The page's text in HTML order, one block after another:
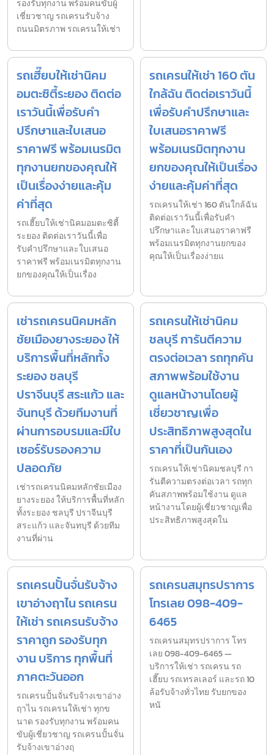
รองรับทุกงาน พร้อมคนขับผู้
เชี่ยวชาญ รถเครนรับจ้าง
ถนนมิตรภาพ รถเครนให้เช่า
รถเฮี๊ยบให้เช่านิคม
อมตะซิตี้ระยอง ติดต่อ
เราวันนี้เพื่อรับคำ
ปรึกษาและใบเสนอ
ราคาฟรี พร้อมเนรมิต
ทุกงานยกของคุณให้
เป็นเรื่องง่ายและคุ้ม
ค่าที่สุด
รถเฮี๊ยบให้เช่านิคมอมตะซิตี้
ระยอง ติดต่อเราวันนี้เพื่อ
รับคำปรึกษาและใบเสนอ
ราคาฟรี พร้อมเนรมิตทุกงาน
ยกของคุณให้เป็นเรื่อง
รถเครนให้เช่า 160 ตัน
ใกล้ฉัน ติดต่อเราวันนี้
เพื่อรับคำปรึกษาและ
ใบเสนอราคาฟรี
พร้อมเนรมิตทุกงาน
ยกของคุณให้เป็นเรื่อง
ง่ายและคุ้มค่าที่สุด
รถเครนให้เช่า 160 ตันใกล้ฉัน
ติดต่อเราวันนี้เพื่อรับคำ
ปรึกษาและใบเสนอราคาฟรี
พร้อมเนรมิตทุกงานยกของ
คุณให้เป็นเรื่องง่ายแ
เช่ารถเครนนิคมหลัก
ชัยเมืองยางระยอง ให้
บริการพื้นที่หลักทั้ง
ระยอง ชลบุรี
ปราจีนบุรี สระแก้ว และ
จันทบุรี ด้วยทีมงานที่
ผ่านการอบรมและมีใบ
เซอร์รับรองความ
ปลอดภัย
เช่ารถเครนนิคมหลักชัยเมือง
ยางระยอง ให้บริการพื้นที่หลัก
ทั้งระยอง ชลบุรี ปราจีนบุรี
สระแก้ว และจันทบุรี ด้วยทีม
งานที่ผ่าน
รถเครนให้เช่านิคม
ชลบุรี การันตีความ
ตรงต่อเวลา รถทุกคัน
สภาพพร้อมใช้งาน
ดูแลหน้างานโดยผู้
เชี่ยวชาญเพื่อ
ประสิทธิภาพสูงสุดใน
ราคาที่เป็นกันเอง
รถเครนให้เช่านิคมชลบุรี กา
รันตีความตรงต่อเวลา รถทุก
คันสภาพพร้อมใช้งาน ดูแล
หน้างานโดยผู้เชี่ยวชาญเพื่อ
ประสิทธิภาพสูงสุดใน
รถเครนปั้นจั่นรับจ้าง
เขาอ่างฤาไน รถเครน
ให้เช่า รถเครนรับจ้าง
ราคาถูก รองรับทุก
งาน บริการ ทุกพื้นที่
ภาคตะวันออก
รถเครนปั้นจั่นรับจ้างเขาอ่าง
ฤาไน รถเครนให้เช่า ทุกข
นาด รองรับทุกงาน พร้อมคน
ขับผู้เชี่ยวชาญ รถเครนปั้นจั่น
รับจ้างเขาอ่างฤ
รถเครนสมุทรปราการ
โทรเลย 098-409-
6465
รถเครนสมุทรปราการ โทร
เลย 098-409-6465 —
บริการให้เช่า รถเครน รถ
เฮี๊ยบ รถเทรลเลอร์ และรถ 10
ล้อรับจ้างทั่วไทย รับยกของ
หนั